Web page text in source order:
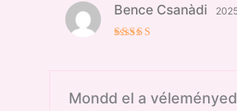
Bence Csanàdi
Mondd el a véleményed